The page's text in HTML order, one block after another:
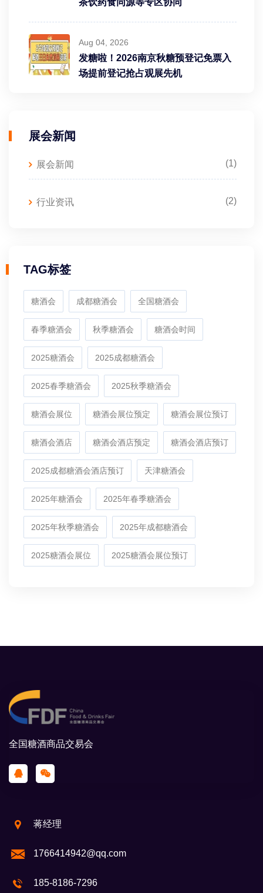
茶饮药食同源等专区协同
Aug 04, 2026
发糖啦！2026南京秋糖预登记免票入
场提前登记抢占观展先机
展会新闻
展会新闻 (1)
行业资讯 (2)
TAG标签
糖酒会 成都糖酒会 全国糖酒会
春季糖酒会 秋季糖酒会 糖酒会时间
2025糖酒会 2025成都糖酒会
2025春季糖酒会 2025秋季糖酒会
糖酒会展位 糖酒会展位预定 糖酒会展位预订
糖酒会酒店 糖酒会酒店预定 糖酒会酒店预订
2025成都糖酒会酒店预订 天津糖酒会
2025年糖酒会 2025年春季糖酒会
2025年秋季糖酒会 2025年成都糖酒会
2025糖酒会展位 2025糖酒会展位预订
全国糖酒商品交易会
蒋经理
1766414942@qq.com
185-8186-7296